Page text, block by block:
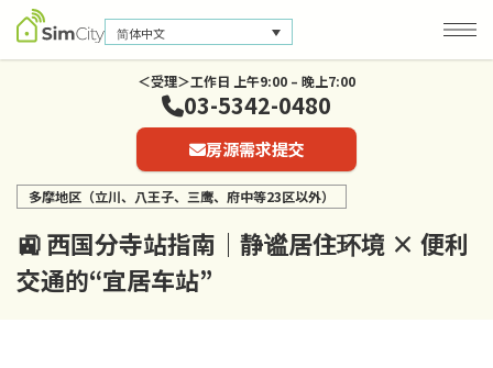
简体中文
隐私保护政策
＜受理＞工作日 上午9:00 – 晚上7:00
03-5342-0480
房源需求提交
多摩地区（立川、八王子、三鹰、府中等23区以外）
🚉 西国分寺站指南｜静谧居住环境 × 便利
交通的“宜居车站”